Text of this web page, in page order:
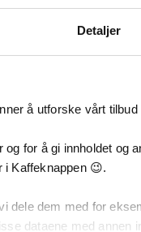
Detaljer
å utforske vårt
for å gi innholdet og
i Kaffeknappen 😉.
dele dem med for
dataene med annen
x H x D): 20,5 x 65,5
2200 W /